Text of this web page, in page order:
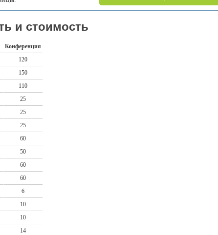
и стоимость
Конференция
120
150
110
25
25
25
60
50
60
60
6
10
10
14